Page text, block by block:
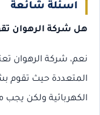
اسئلة شائعة
هل شركة الرهوان
نعم، شركة الرهوان
المتعددة حيث تقوم
الكهربائية ولكن يجب